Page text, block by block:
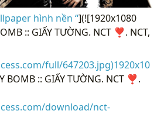
hình nền “](![1920x1080
:: GIẤY TƯỜNG. NCT ❣. NCT,
full/647203.jpg)1920x10
BOMB :: GIẤY TƯỜNG. NCT ❣.
download/nct-